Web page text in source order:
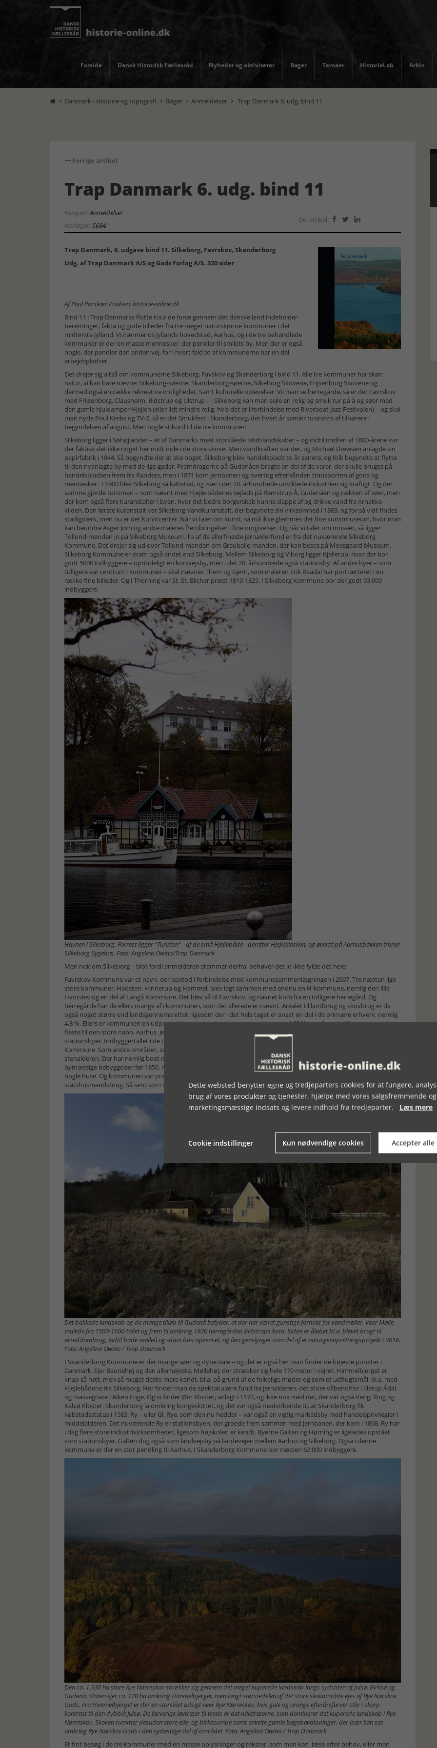
Forside Dansk Historisk Fællesråd Nyheder og aktiviteter Bøger Temaer HistorieLab Arkiv
 Danmark - Historie og topografi  Bøger  Anmeldelser  Trap Danmark 6. udg. bind 11
Forrige artikel
Trap Danmark 6. udg. bind 11
Kategori:Anmeldelser
Visninger:5684
Del artikel:   
Trap Danmark, 6. udgave bind 11. Silkeborg, Favrskov, Skanderborg
Udg. af Trap Danmark A/S og Gads Forlag A/S. 320 sider
Af Poul Porskær Poulsen, historie-online.dk
Bind 11 i Trap Danmarks flotte tour de force gennem det danske land indeholder
beretninger, fakta og gode billeder fra tre meget naturskønne kommuner i det
midterste Jylland. Vi nærmer os Jyllands hovedstad, Aarhus, og i de tre behandlede
kommuner er der en masse mennesker, der pendler til smilets by. Men der er også
nogle, der pendler den anden vej, for i hvert fald to af kommunerne har en del
arbejdspladser.
Det drejer sig altså om kommunerne Silkeborg, Favskov og Skanderborg i bind 11. Alle tre kommuner har skøn
natur, vi kan bare nævne: Silkeborg-søerne, Skanderborg-søerne, Silkeborg Skovene, Frijsenborg Skovene og
dermed også en række rekreative muligheder. Samt kulturelle oplevelser: Vil man se herregårde, så er det Favrskov
med Frijsenborg, Clausholm, Bidstrup og Ulstrup – i Silkeborg kan man sejle en rolig og smuk tur på å og søer med
den gamle hjuldamper Hjejlen (eller lidt mindre rolig, hvis det er i forbindelse med Riverboat Jazz-Festivalen) – og skal
man nyde Poul Krebs og TV-2, så er det Smukfest i Skanderborg, der hvert år samler tusindvis af tilhørere i
begyndelsen af august. Men nogle stikord til de tre kommuner:
Silkeborg ligger i Søhøjlandet – et af Danmarks mest storslåede istidslandskaber – og indtil midten af 1800-årene var
der faktisk slet ikke noget her midt inde i de store skove. Men vandkraften var der, og Michael Drewsen anlagde sin
papirfabrik i 1844. Så begyndte der at ske noget. Silkeborg blev handelsplads to år senere, og folk begyndte at flytte
til den nyanlagte by med de lige gader. Pramdragerne på Gudenåen bragte en del af de varer, der skulle bruges på
handelspladsen frem fra Randers, men i 1871 kom jernbanen og overtog efterhånden transporten af gods og
mennesker. I 1900 blev Silkeborg så købstad, og især i det 20. århundrede udviklede industrien sig kraftigt. Og det
samme gjorde turismen – som nævnt med Hjejle-bådenes sejlads på Remstrup Å, Gudenåen og rækken af søer, men
der kom også flere kuranstalter i byen, hvor det bedre borgerskab kunne slappe af og drikke vand fra Arnakke-
kilden. Den første kuranstalt var Silkeborg Vandkuranstalt, der begyndte sin virksomhed i 1883, og for så vidt findes
stadigværk, men nu er det kunstcenter. Når vi taler om kunst, så må ikke glemmes det fine kunstmuseum, hvor man
kan beundre Asger Jorn og andre maleres frembringelser i fine omgivelser. Og når vi taler om museer, så ligger
Tollund-manden jo på Silkeborg Museum. To af de allerfineste jernalderfund er fra det nuværende Silkeborg
Kommune. Det drejer sig ud over Tollund-manden om Grauballe-manden, der kan beses på Moesgaard Museum.
Silkeborg Kommune er skam også andet end Silkeborg. Mellem Silkeborg og Viborg ligger Kjellerup, hvor der bor
godt 5000 indbyggere – oprindeligt en korsvejsby, men i det 20. århundrede også stationsby. Af andre byer – som
tidligere var centrum i kommuner – skal nævnes Them og Gjern, som maleren Erik Raadal har portrætteret i en
række fine billeder. Og i Thorning var St. St. Blicher præst 1819-1825. I Silkeborg Kommune bor der godt 93.000
indbyggere.
Havnen i Silkeborg. Forrest ligger "Turisten" - af de små Hjejlebåde - derefter Hjejlekiosken, og øverst på Aarhusbakken troner
Silkeborg Sygehus. Foto: Angelina Owino/Trap Danmark
Men nok om Silkeborg – blot fordi anmelderen stammer derfra, behøver det jo ikke fylde det hele!
Favrskov Kommune var et navn, der opstod i forbindelse med kommunesammenlægningen i 2007. Tre næsten lige
store kommuner, Hadsten, Hinnerup og Hammel, blev lagt sammen med endnu en H-kommune, nemlig den lille
Hvorslev og en del af Langå Kommune. Det blev så til Favrskov, og navnet kom fra en tidligere herregård. Og
herregårde har de ellers mange af i kommunen, som det allerede er nævnt. Arealet til landbrug og skovbrug er da
også noget større end landsgennemsnittet, ligesom der i det hele taget er ansat en del i de primære erhverv, nemlig
4,8 %. Ellers er kommunen en udpræget bosætningskommune, hvor mere end 60 % pendler ud af kommunen, de
fleste til den store nabo, Aarhus. Jernbanen kom til området i 1862, og Hadsten, Hinnerup og Hammel er da også
stationsbyer. Indbyggertallet i de tre byer ligger mellem 7 og 8.000, og i alt bor der godt 48.000 indbyggere i Favrskov
Kommune. Som andre områder, som Gudenåen løber igennem, er det muligt at finde bopladser og andre fund fra
stenalderen. Der har nemlig boet mennesker i området hele vejen op gennem historien, men der var ingen egentlige
bymæssige bebyggelser før 1850, måske med undtagelse af Hammel, hvor nærheden til Frijsenborg Slot havde afsat
nogle huse. Og kommunen var præget af landbrug og skovbrug, efter lensafløsningen med en del
statshusmandsbrug. Så sent som i 1970 arbejdede hele 23 % af den erhvervsaktive del af befolkningen i landbruget.
Det bakkede landskab og de mange tilløb til Gudenå betyder, at der har været gunstige forhold for vandmøller. Voer Mølle
malede fra 1500‑1600-tallet og frem til omkring 1920 herregården Bidstrups korn. Siden er åløbet bl.a. blevet brugt til
ørreddambrug, indtil både mølleå og -dam blev oprenset, og åen genslynget som del af et naturgenopretningsprojekt i 2016.
Foto: Angelina Owino / Trap Danmark
I Skanderborg Kommune er der mange søer og dybe dale – og det er også her man finder de højeste punkter i
Danmark. Ejer Baunehøj og den allerhøjeste, Møllehøj, der strækker sig hele 170 meter i vejret. Himmelbjerget er
knap så højt, men så meget desto mere kendt, bl.a. på grund af de folkelige møder og som et udflugtsmål, bl.a. med
Hjejlebådene fra Silkeborg. Her finder man de spektakulære fund fra jernalderen, det store våbenoffer i Illerup Ådal
og massegrave i Alken Enge. Og vi finder Øm Kloster, anlagt i 1172, og ikke nok med det, der var også Veng, Ring og
Kalvø Kloster. Skanderborg lå omkring kongeslottet, og det var også medvirkende til, at Skanderborg fik
købstadsstatus i 1583. Ry – eller Gl. Rye, som den nu hedder – var også en vigtig markedsby med handelsprivilegier i
middelalderen. Det nuværende Ry er stationsbyen, der groede frem sammen med jernbanen, der kom i 1868. Ry har
i dag flere store industrivirksomheder, ligesom højskolen er kendt. Byerne Galten og Hørning er ligeledes opstået
som stationsbyer, Galten dog også som landvejsby på landevejen mellem Aarhus og Silkeborg. Også i denne
kommune er der en stor pendling til Aarhus. I Skanderborg Kommune bor næsten 62.000 indbyggere.
Den ca. 1.330 ha store Rye Nørreskov strækker sig gennem det meget kuperede landskab langs sydsiden af Julsø, Birksø og
Gudenå. Staten ejer ca. 170 ha omkring Himmelbjerget, men langt størstedelen af det store skovområde ejes af Rye Nørskov
Gods. Fra Himmelbjerget er der en storslået udsigt over Rye Nørreskov, hvis gule og orange efterårsfarver står i skarp
kontrast til den dybblå Julsø. De farverige løvtræer til trods er det nåletræerne, som dominerer det kuperede landskab i Rye
Nørreskov. Skoven rummer desuden store elle- og birkesumpe samt enkelte gamle bøgebevoksninger, der især kan ses
omkring Rye Nørskov Gods i den sydøstlige del af området. Foto: Angelina Owino / Trap Danmark
Et fint besøg i de tre kommuner med en masse oplysninger og tekster, som man kan læse efter behov, eller man
Dette websted benytter egne og tredjeparters cookies for at fungere,
brug af vores produkter og tjenester, hjælpe med vores salgsfremmende og
marketingsmæssige indsats og levere indhold fra tredjeparter. Læs mere
Cookie indstillinger Kun nødvendige cookies Accepter alle